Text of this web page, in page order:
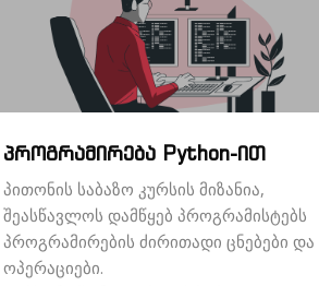
პროგრამირება Python-ით
პითონის საბაზო კურსის მიზანია,
შეასწავლოს დამწყებ პროგრამისტებს
პროგრამირების ძირითადი ცნებები და
ოპერაციები.